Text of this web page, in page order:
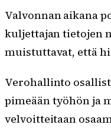
Valvonnan aikana
kuljettajan tietojen
muistuttavat, että
Verohallinto
pimeään työhön ja
velvoitteitaan